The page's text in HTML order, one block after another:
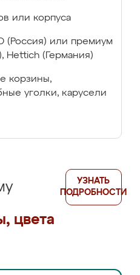
или корпуса
(Россия) или премиум
Hettich (Германия)
корзины,
уголки, карусели
цвета
УЗНАТЬ
ПОДРОБНОСТИ